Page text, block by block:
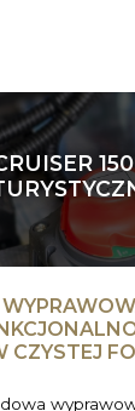
CZYSTEJ